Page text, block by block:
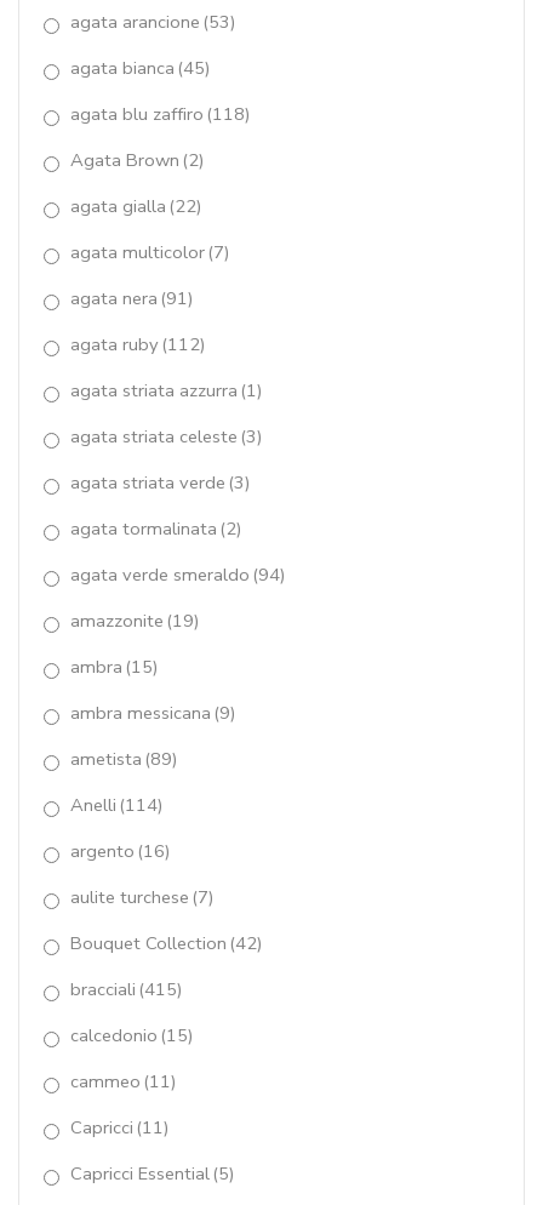
giada lemon(4)
giada rosa (53)
Gocce di Marakò
Goccia Quarzo Idrotermale
granato(38)
Il "Laccio"(18)
IL Trittico di Marakò(13)
iolite
Lapislazzulo
Le Meline(17)
magic stones
malachite(2)
MOONLIGHT(42)
News(16)
(15)
agata arancione (53)
agata bianca (45)
agata blu zaffiro (118)
Agata Brown (2)
agata gialla (22)
agata multicolor (7)
agata nera (91)
agata ruby (112)
agata striata azzurra (1)
agata striata celeste (3)
agata striata verde (3)
agata tormalinata (2)
agata verde smeraldo (94)
amazzonite (19)
ambra (15)
ambra messicana (9)
ametista (89)
Anelli (114)
argento (16)
aulite turchese (7)
Bouquet Collection (42)
bracciali (415)
calcedonio (15)
cammeo (11)
Capricci (11)
Capricci Essential (5)